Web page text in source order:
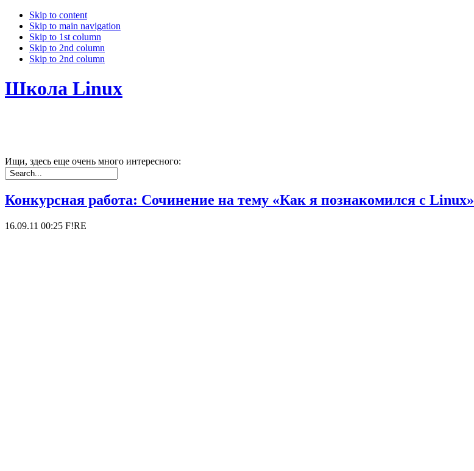
Skip to content
Skip to main navigation
Skip to 1st column
Skip to 2nd column
Skip to 2nd column
Школа Linux
Ищи, здесь еще очень много интересного:
Конкурсная работа: Сочинение на тему «Как я познакомился с Linux»
16.09.11 00:25 F!RE